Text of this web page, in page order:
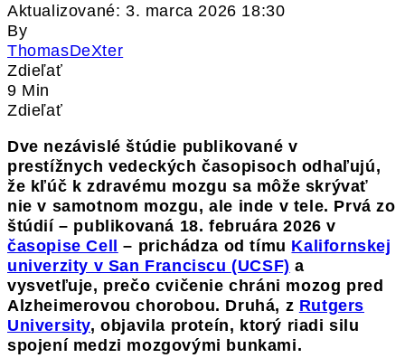
Aktualizované: 3. marca 2026 18:30
By
ThomasDeXter
Zdieľať
9 Min
Zdieľať
Dve nezávislé štúdie publikované v
prestížnych vedeckých časopisoch odhaľujú,
že kľúč k zdravému mozgu sa môže skrývať
nie v samotnom mozgu, ale inde v tele. Prvá zo
štúdií – publikovaná 18. februára 2026 v
časopise Cell – prichádza od tímu Kalifornskej
univerzity v San Franciscu (UCSF) a
vysvetľuje, prečo cvičenie chráni mozog pred
Alzheimerovou chorobou. Druhá, z Rutgers
University, objavila proteín, ktorý riadi silu
spojení medzi mozgovými bunkami.